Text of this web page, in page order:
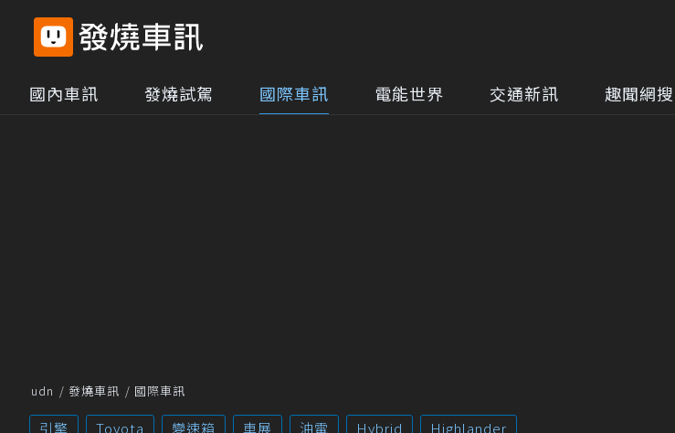
國內車訊 發燒試駕 國際車訊 電能世界 交通新訊 趣聞網搜
udn 發燒車訊 國際車訊
引擎 Toyota 變速箱 車展 油電 Hybrid Highlander